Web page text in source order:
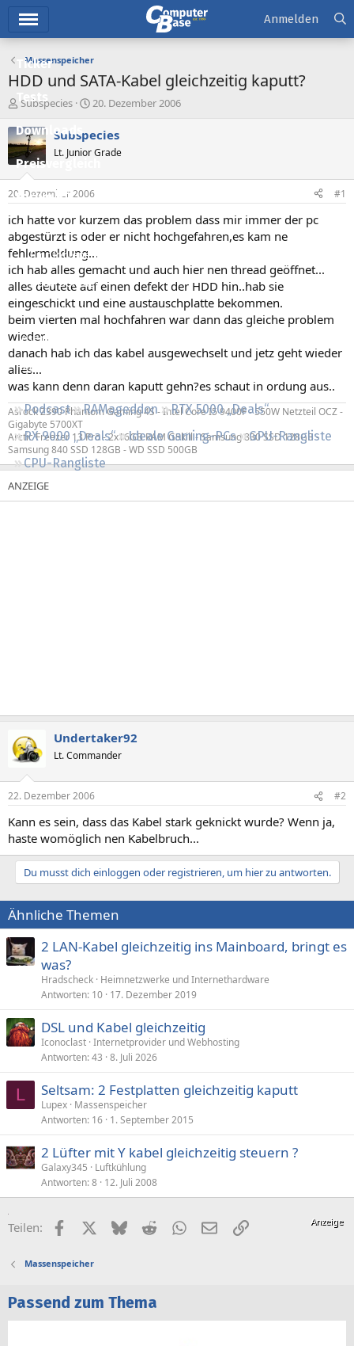
Ticker
Tests
Downloads
Preisvergleich
Forum
Aktuelles
Empfohlene Inhalte
Neue Beiträge
Neueste Aktivitäten
Leserartikel
Regeln
Podcast RAMageddon
RTX 5000 „Deals“
RX 9000 „Deals“
Ideale Gaming-PCs
GPU-Rangliste
CPU-Rangliste
Anmelden
Massenspeicher
HDD und SATA-Kabel gleichzeitig kaputt?
E
s
t
e
e
r
Subspecies
E
s
e
l
t
a
m
20. Dezember 2006
Subspecies
Lt. Junior Grade
20. Dezember 2006 #1
ich hatte vor kurzem das problem dass mir immer der pc
abgestürzt is oder er nicht hochgefahren,es kam ne
fehlermeldung...
ich hab alles gemacht und auch hier nen thread geöffnet...
alles deutete auf einen defekt der HDD hin..hab sie
eingeschickt und eine austauschplatte bekommen.
beim vierten mal hochfahren war dann das gleiche problem
wieder..
danach hab ich das kabel ausgewechselt und jetz geht wieder
alles...
was kann denn daran kaputt gehn?es schaut in ordung aus..
Asrock Z390 Phantom Gaming 4S - Intel Core I5 9400F - 550W Netzteil OCZ -
Gigabyte 5700XT
Arctic Freezer 13 Pro - 2x16GB RAM GSkill - Samsung 830 SSD 128GB -
Samsung 840 SSD 128GB - WD SSD 500GB
Undertaker92
Lt. Commander
22. Dezember 2006 #2
Kann es sein, dass das Kabel stark geknickt wurde? Wenn ja,
haste womöglich nen Kabelbruch...
Du musst dich einloggen oder registrieren, um hier zu antworten.
Ähnliche Themen
2 LAN-Kabel gleichzeitig ins Mainboard, bringt es
was?
Hradscheck Heimnetzwerke und Internethardware
Antworten 10 17. Dezember 2019
DSL und Kabel gleichzeitig
Iconoclast Internetprovider und Webhosting
Antworten 43 8. Juli 2026
L Seltsam: 2 Festplatten gleichzeitig kaputt
Lupex Massenspeicher
Antworten 16 1. September 2015
2 Lüfter mit Y kabel gleichzeitig steuern ?
Galaxy345
Luftkühlung
Antworten 8 12. Juli 2008
Teilen: FacebookX (Twitter)
BlueskyRedditWhatsApp
E-MailLink
Massenspeicher
Passend zum Thema